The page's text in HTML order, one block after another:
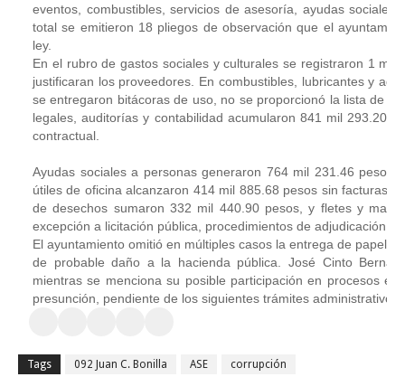
eventos, combustibles, servicios de asesoría, ayudas
total se emitieron 18 pliegos de observación que el
ley.
En el rubro de gastos sociales y culturales se registraron 1
justificaran los proveedores. En combustibles, lubricantes y
se entregaron bitácoras de uso, no se proporcionó la lista de
legales, auditorías y contabilidad acumularon 841 mil 293.20
contractual.
Ayudas sociales a personas generaron 764 mil 231.46 pesos
útiles de oficina alcanzaron 414 mil 885.68 pesos sin facturas
de desechos sumaron 332 mil 440.90 pesos, y fletes y
excepción a licitación pública, procedimientos de adjudicación
El ayuntamiento omitió en múltiples casos la entrega de
de probable daño a la hacienda pública. José Cinto
mientras se menciona su posible participación en procesos
presunción, pendiente de los siguientes trámites
Tags 092 Juan C. Bonilla ASE corrupción